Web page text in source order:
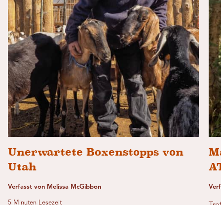
Unerwartete Boxenstopps von
Utah
Verfasst von Melissa McGibbon
5 Minuten Lesezeit